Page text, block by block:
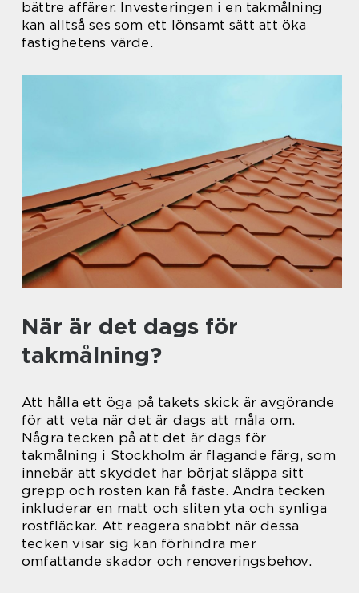
bättre affärer. Investeringen i en takmålning
kan alltså ses som ett lönsamt sätt att öka
fastighetens värde.
När är det dags för
takmålning?
Att hålla ett öga på takets skick är avgörande
för att veta när det är dags att måla om.
Några tecken på att det är dags för
takmålning i Stockholm är flagande färg, som
innebär att skyddet har börjat släppa sitt
grepp och rosten kan få fäste. Andra tecken
inkluderar en matt och sliten yta och synliga
rostfläckar. Att reagera snabbt när dessa
tecken visar sig kan förhindra mer
omfattande skador och renoveringsbehov.